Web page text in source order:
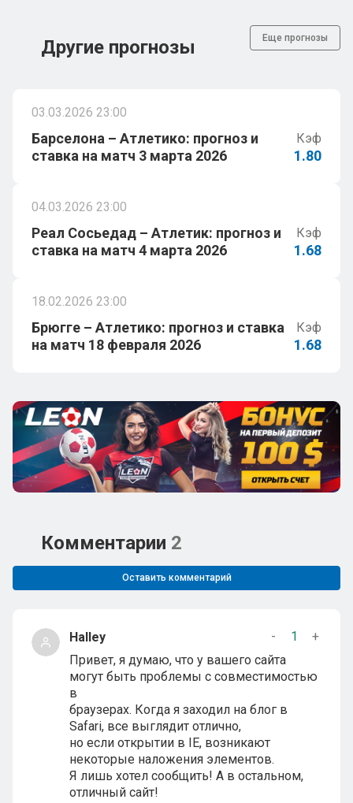
Другие прогнозы Еще прогнозы
03.03.2026 23:00
Барселона – Атлетико: прогноз и
ставка на матч 3 марта 2026
Кэф
1.80
04.03.2026 23:00
Реал Сосьедад – Атлетик: прогноз и
ставка на матч 4 марта 2026
Кэф
1.68
18.02.2026 23:00
Брюгге – Атлетико: прогноз и ставка
на матч 18 февраля 2026
Кэф
1.68
Комментарии 2
Оставить комментарий
Halley - 1
+
Привет, я думаю, что у вашего сайта
могут быть проблемы с совместимостью
в
браузерах. Когда я заходил на блог в
Safari, все выглядит отлично,
но если открытии в IE, возникают
некоторые наложения элементов.
Я лишь хотел сообщить! А в остальном,
отличный сайт!